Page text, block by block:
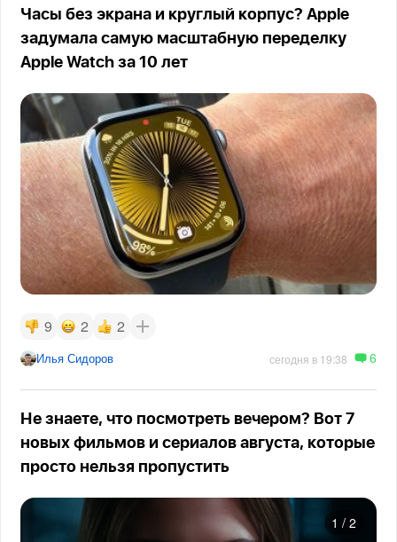
Часы без экрана и круглый корпус? Apple
задумала самую масштабную переделку
Apple Watch за 10 лет
9 2 2
Илья Сидоров сегодня в 19:38 6
Не знаете, что посмотреть вечером? Вот 7
новых фильмов и сериалов августа, которые
просто нельзя пропустить
1 / 2